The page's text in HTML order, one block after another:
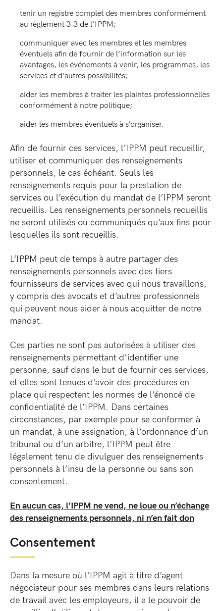
tenir un registre complet des membres conformément
au règlement 3.3 de l’IPPM;
communiquer avec les membres et les membres
éventuels afin de fournir de l’information sur les
avantages, les événements à venir, les programmes, les
services et d’autres possibilités;
aider les membres à traiter les plaintes professionnelles
conformément à notre politique;
aider les membres éventuels à s’organiser.
Afin de fournir ces services, l’IPPM peut recueillir,
utiliser et communiquer des renseignements
personnels, le cas échéant. Seuls les
renseignements requis pour la prestation de
services ou l’exécution du mandat de l’IPPM seront
recueillis. Les renseignements personnels recueillis
ne seront utilisés ou communiqués qu’aux fins pour
lesquelles ils sont recueillis.
L’IPPM peut de temps à autre partager des
renseignements personnels avec des tiers
fournisseurs de services avec qui nous travaillons,
y compris des avocats et d’autres professionnels
qui peuvent nous aider à nous acquitter de notre
mandat.
Ces parties ne sont pas autorisées à utiliser des
renseignements permettant d’identifier une
personne, sauf dans le but de fournir ces services,
et elles sont tenues d’avoir des procédures en
place qui respectent les normes de l’énoncé de
confidentialité de l’IPPM. Dans certaines
circonstances, par exemple pour se conformer à
un mandat, à une assignation, à l’ordonnance d’un
tribunal ou d’un arbitre, l’IPPM peut être
légalement tenu de divulguer des renseignements
personnels à l’insu de la personne ou sans son
consentement.
En aucun cas, l’IPPM ne vend, ne loue ou n’échange
des renseignements personnels, ni n’en fait don
Consentement
Dans la mesure où l’IPPM agit à titre d’agent
négociateur pour ses membres dans leurs relations
de travail avec les employeurs, il a le pouvoir de